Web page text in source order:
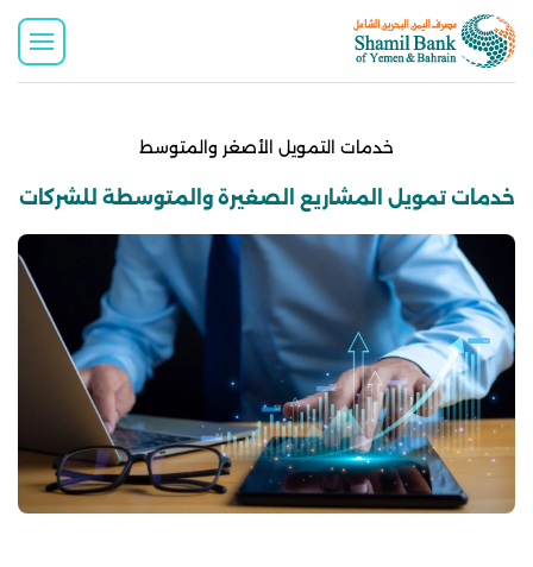
خدمات التمويل الأصغر والمتوسط
خدمات تمويل المشاريع الصغيرة والمتوسطة للشركات